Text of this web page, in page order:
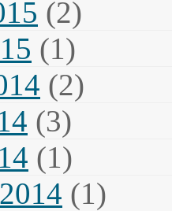
(2)
(1)
(2)
(3)
(1)
(1)